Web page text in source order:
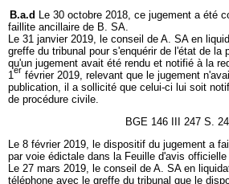
B.a.d Le 30 octobre 2018, ce jugement a été
faillite ancillaire de B. SA.
Le 31 janvier 2019, le conseil de A. SA en
greffe du tribunal pour s'enquérir de l'état de la
qu'un jugement avait été rendu et notifié à la
1er février 2019, relevant que le jugement
publication, il a sollicité que celui-ci lui soit
de procédure civile.
BGE 146 III 247 S.
Le 8 février 2019, le dispositif du jugement a
par voie édictale dans la Feuille d'avis
Le 27 mars 2019, le conseil de A. SA en
téléphone avec le greffe du tribunal que le